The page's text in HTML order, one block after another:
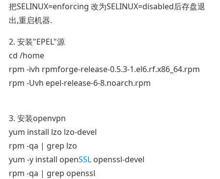
把SELINUX=enforcing 改为SELINUX=disabled后存盘退
出,重启机器.
2. 安装"EPEL"源
cd /home
rpm -ivh rpmforge-release-0.5.3-1.el6.rf.x86_64.rpm
rpm -Uvh epel-release-6-8.noarch.rpm
3. 安装openvpn
yum install lzo lzo-devel
rpm -qa | grep lzo
yum -y install openSSLopenssl-devel
rpm -qa | grep openssl